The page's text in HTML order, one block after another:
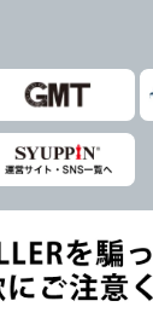
合せ対応
個人情報相談窓口